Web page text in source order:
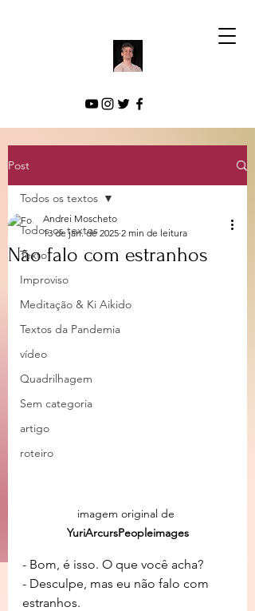
Post
Todos os textos
Texto
Improviso
Meditação & Ki Aikido
Textos da Pandemia
vídeo
Quadrilhagem
Sem categoria
artigo
roteiro
Todos os textos
Não falo com estranhos
Andrei Moscheto
13 de jan. de 2025 2 min de leitura
imagem original de
YuriArcursPeopleimages
- Bom, é isso. O que você acha?
- Desculpe, mas eu não falo com
estranhos.